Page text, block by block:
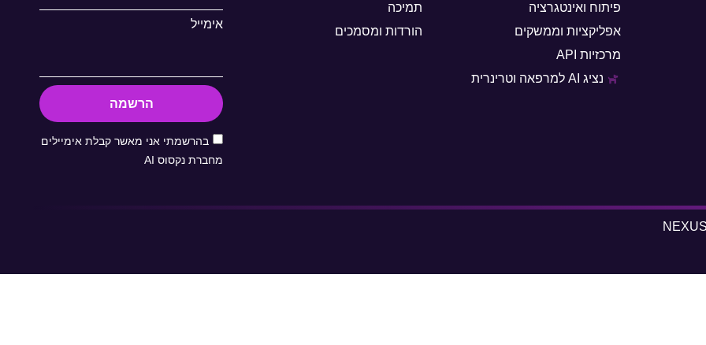
פיתוח ואינטגרציה
אפליקציות וממשקים
מרכזיות API
נציג AI למרפאה וטרינרית
תמיכה
הורדות ומסמכים
אימייל
בהרשמתי אני מאשר קבלת אימיילים
מחברת נקסוס AI
הרשמה